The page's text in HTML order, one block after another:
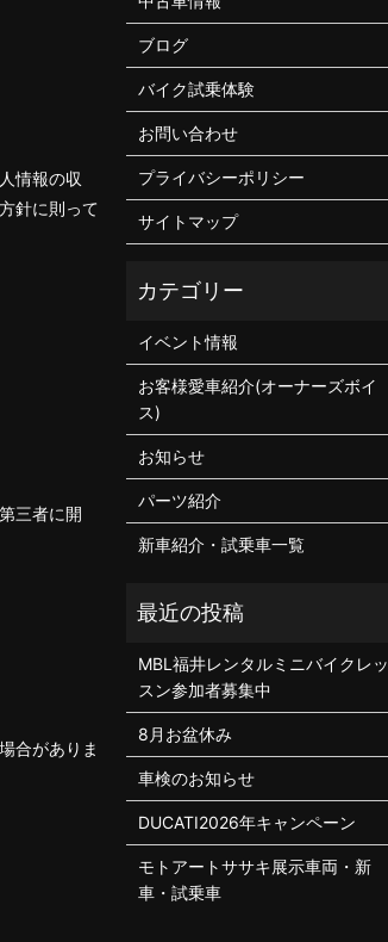
情報の収
針に則って
三者に開
合がありま
ブログ
バイク試乗体験
お問い合わせ
プライバシーポリシー
サイトマップ
イベント情報
お客様愛車紹介(オーナーズボイ
ス)
お知らせ
パーツ紹介
新車紹介・試乗車一覧
MBL福井レンタルミニバイクレッ
スン参加者募集中
8月お盆休み
車検のお知らせ
DUCATI2026年キャンペーン
モトアートササキ展示車両・新
車・試乗車